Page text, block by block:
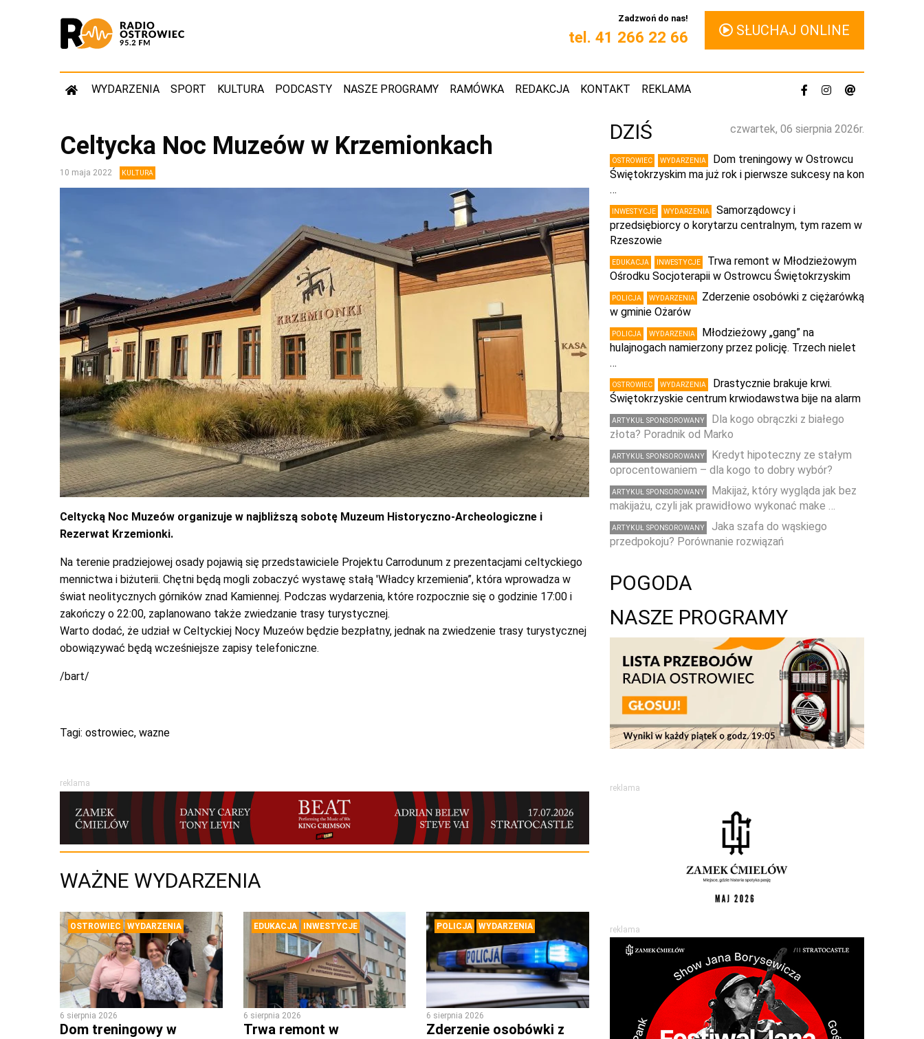
Zadzwoń do nas!
tel. 41 266 22 66 SŁUCHAJ ONLINE
WYDARZENIA SPORT KULTURA PODCASTY NASZE PROGRAMY RAMÓWKA REDAKCJA KONTAKT REKLAMA
Celtycka Noc Muzeów w Krzemionkach
10 maja 2022 KULTURA
Celtycką Noc Muzeów organizuje w najbliższą sobotę Muzeum Historyczno-Archeologiczne i
Rezerwat Krzemionki.
Na terenie pradziejowej osady pojawią się przedstawiciele Projektu Carrodunum z prezentacjami celtyckiego
mennictwa i biżuterii. Chętni będą mogli zobaczyć wystawę stałą 'Władcy krzemienia”, która wprowadza w
świat neolitycznych górników znad Kamiennej. Podczas wydarzenia, które rozpocznie się o godzinie 17:00 i
zakończy o 22:00, zaplanowano także zwiedzanie trasy turystycznej.
Warto dodać, że udział w Celtyckiej Nocy Muzeów będzie bezpłatny, jednak na zwiedzenie trasy turystycznej
obowiązywać będą wcześniejsze zapisy telefoniczne.
/bart/
Tagi: ostrowiec, wazne
reklama
WAŻNE WYDARZENIA
OSTROWIEC WYDARZENIA
6 sierpnia 2026
Dom treningowy w
EDUKACJA INWESTYCJE
6 sierpnia 2026
Trwa remont w
POLICJA WYDARZENIA
6 sierpnia 2026
Zderzenie osobówki z
czwartek, 06 sierpnia 2026r.
DZIŚ
OSTROWIEC WYDARZENIA
Dom treningowy w Ostrowcu
Świętokrzyskim ma już rok i pierwsze sukcesy na kon
…
INWESTYCJE WYDARZENIA
Samorządowcy i
przedsiębiorcy o korytarzu centralnym, tym razem w
Rzeszowie
EDUKACJA INWESTYCJE
Trwa remont w Młodzieżowym
Ośrodku Socjoterapii w Ostrowcu Świętokrzyskim
POLICJA WYDARZENIA
Zderzenie osobówki z ciężarówką
w gminie Ożarów
POLICJA WYDARZENIA
Młodzieżowy „gang” na
hulajnogach namierzony przez policję. Trzech nielet
…
OSTROWIEC WYDARZENIA
Drastycznie brakuje krwi.
Świętokrzyskie centrum krwiodawstwa bije na alarm
ARTYKUŁ SPONSOROWANY
Dla kogo obrączki z białego
złota? Poradnik od Marko
ARTYKUŁ SPONSOROWANY
Kredyt hipoteczny ze stałym
oprocentowaniem – dla kogo to dobry wybór?
ARTYKUŁ SPONSOROWANY
Makijaż, który wygląda jak bez
makijażu, czyli jak prawidłowo wykonać make …
ARTYKUŁ SPONSOROWANY
Jaka szafa do wąskiego
przedpokoju? Porównanie rozwiązań
POGODA
NASZE PROGRAMY
reklama
reklama